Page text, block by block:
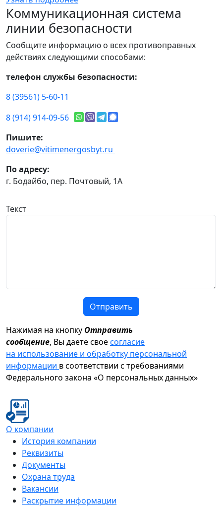
Коммуникационная система
линии безопасности
Сообщите информацию о всех противоправных
действиях следующими способами:
телефон службы безопасности:
8 (39561) 5-60-11
8 (914) 914-09-56
Пишите:
doverie@vitimenergosbyt.ru
По адресу:
г. Бодайбо, пер. Почтовый, 1А
Текст
Отправить
Нажимая на кнопку Отправить
сообщение, Вы даете своесогласие
на использование и обработку персональной
информации в соответствии с требованиями
Федерального закона «О персональных данных»
О компании
История компании
Реквизиты
Документы
Охрана труда
Вакансии
Раскрытие информации